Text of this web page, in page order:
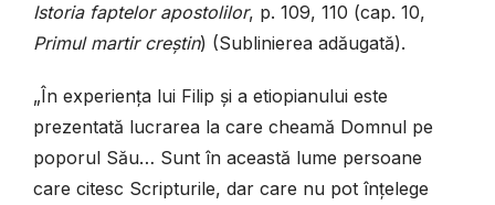
Istoria faptelor apostolilor, p. 109, 110 (cap. 10,
Primul martir creștin) (Sublinierea adăugată).
„În experiența lui Filip și a etiopianului este
prezentată lucrarea la care cheamă Domnul pe
poporul Său… Sunt în această lume persoane
care citesc Scripturile, dar care nu pot înțelege